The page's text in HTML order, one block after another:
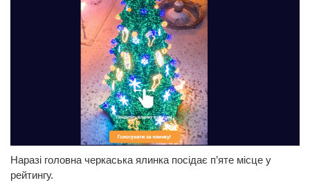
Наразі головна черкаська ялинка посідає п’яте місце у
рейтингу.